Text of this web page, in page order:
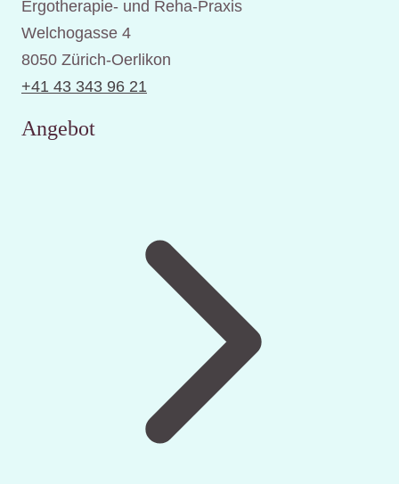
Ergotherapie- und Reha-Praxis
Welchogasse 4
8050 Zürich-Oerlikon
+41 43 343 96 21
Angebot